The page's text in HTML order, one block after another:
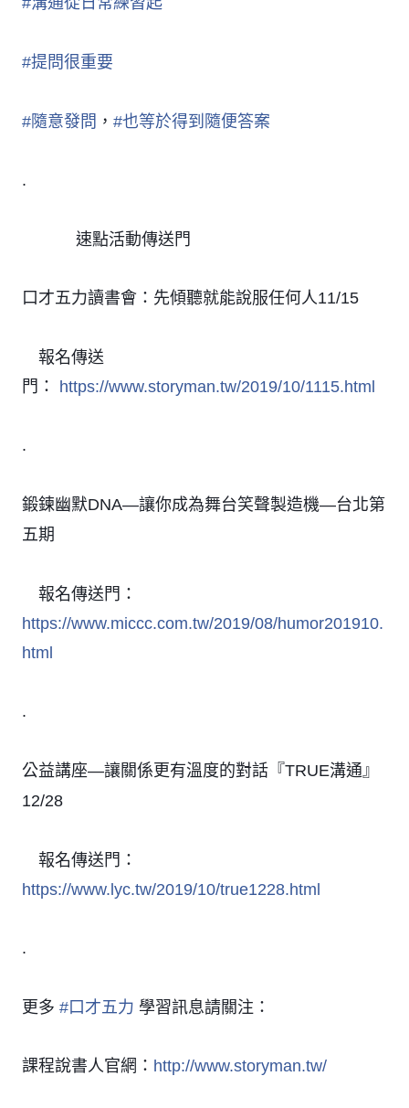
#提問很重要
#隨意發問 ， #也等於得到隨便答案
.
速點活動傳送門
口才五力讀書會：先傾聽就能說服任何人11/15
👉報名傳送
門： https://www.storyman.tw/2019/10/1115.html
.
鍛鍊幽默DNA—讓你成為舞台笑聲製造機—台北第
五期
👉報名傳送門：
https://www.miccc.com.tw/2019/08/humor201910.
html
.
公益講座—讓關係更有溫度的對話『TRUE溝通』
12/28
👉報名傳送門：
https://www.lyc.tw/2019/10/true1228.html
.
更多 #口才五力 學習訊息請關注：
課程說書人官網： http://www.storyman.tw/